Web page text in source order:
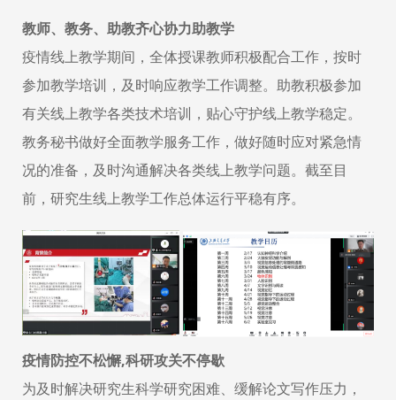
教师、教务、助教齐心协力助教学
疫情线上教学期间，全体授课教师积极配合工作，按时
参加教学培训，及时响应教学工作调整。助教积极参加
有关线上教学各类技术培训，贴心守护线上教学稳定。
教务秘书做好全面教学服务工作，做好随时应对紧急情
况的准备，及时沟通解决各类线上教学问题。截至目
前，研究生线上教学工作总体运行平稳有序。
疫情防控不松懈,科研攻关不停歇
为及时解决研究生科学研究困难、缓解论文写作压力，